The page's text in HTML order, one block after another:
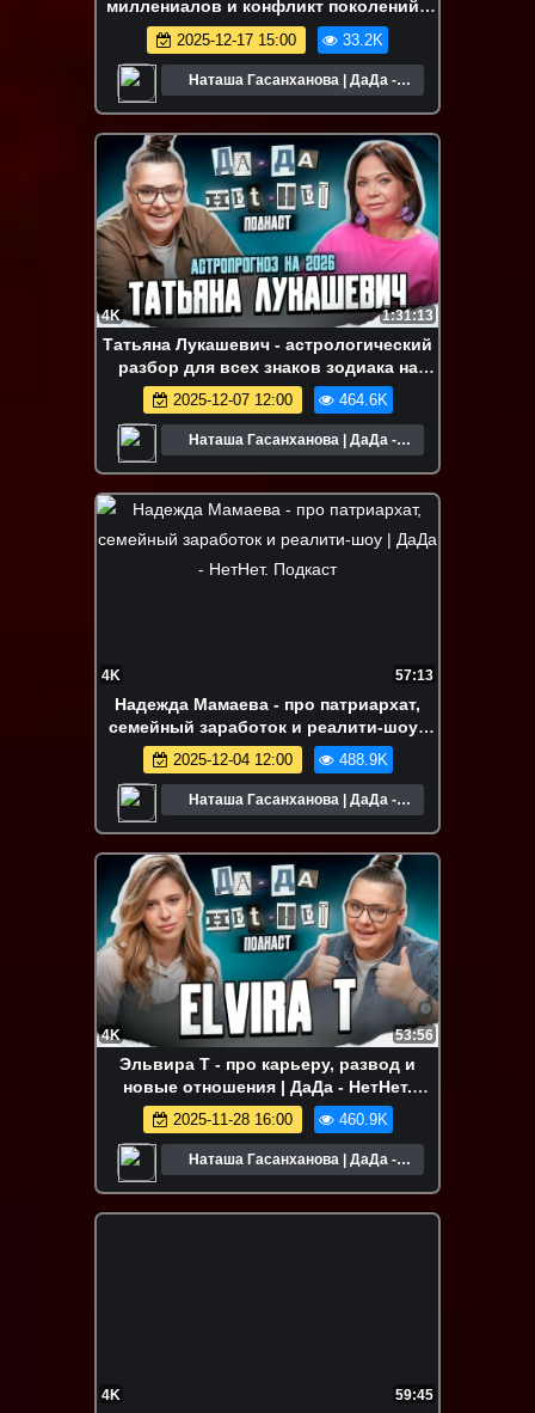
миллениалов и конфликт поколений |
ДаДа - НетНет. Подкаст
2025-12-17 15:00 33.2K
Наташа Гасанханова | ДаДа -
4K 1:31:13
Татьяна Лукашевич - астрологический
разбор для всех знаков зодиака на
2026 год | ДаДа - НетНет. Подкаст
2025-12-07 12:00 464.6K
Наташа Гасанханова | ДаДа -
4K 57:13
Надежда Мамаева - про патриархат,
семейный заработок и реалити-шоу |
ДаДа - НетНет. Подкаст
2025-12-04 12:00 488.9K
Наташа Гасанханова | ДаДа -
4K 53:56
Эльвира Т - про карьеру, развод и
новые отношения | ДаДа - НетНет.
Подкаст
2025-11-28 16:00 460.9K
Наташа Гасанханова | ДаДа -
4K 59:45